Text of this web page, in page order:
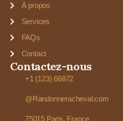
À propos
Services
FAQs
Contact
Contactez-nous
+1 (123) 66872
@Randonneracheval.com
75015 Paris, France